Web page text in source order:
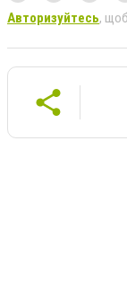
Авторизуйтесь,